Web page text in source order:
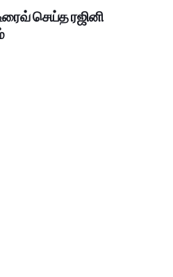
செய்த ரஜினி